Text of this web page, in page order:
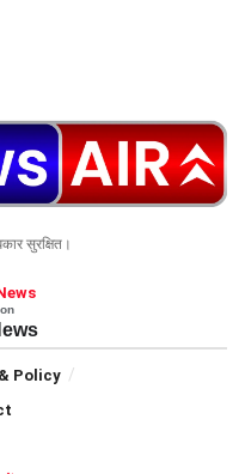
सुरक्षित।
Policy